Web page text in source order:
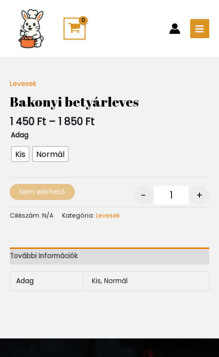
content
Levesek
Bakonyi betyárleves
1 450 Ft – 1 850 Ft
1
450 Ft
-
1
Adag
Kis Normál
- +
Nem elérhető
Cikkszám: N/A Kategória: Levesek
További információk
Adag Kis, Normál